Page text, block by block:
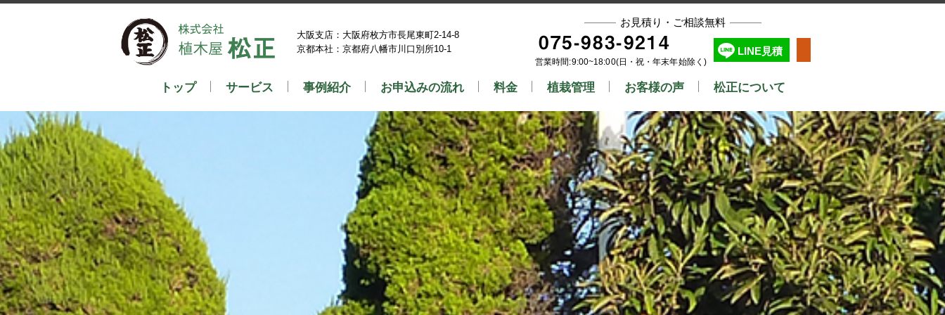
大阪支店：大阪府枚方市長尾東町2-14-8
京都本社：京都府八幡市川口別所10-1
お見積り・ご相談無料
075-983-9214
営業時間:9:00~18:00(日・祝・年末年始除く)
LINE見積
トップ サービス 事例紹介 お申込みの流れ 料金 植栽管理 お客様の声 松正について